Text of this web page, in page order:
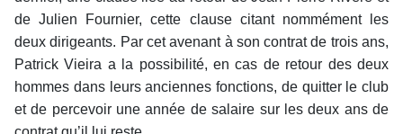
de Julien Fournier, cette clause citant nommément les
deux dirigeants. Par cet avenant à son contrat de trois ans,
Patrick Vieira a la possibilité, en cas de retour des deux
hommes dans leurs anciennes fonctions, de quitter le club
et de percevoir une année de salaire sur les deux ans de